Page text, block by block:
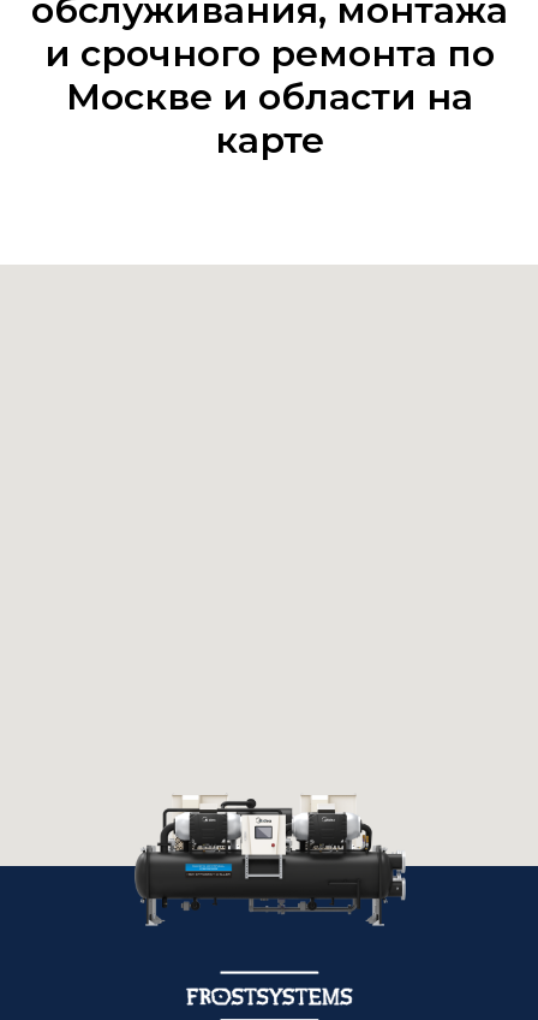
обслуживания, монтажа
и срочного ремонта по
Москве и области на
карте